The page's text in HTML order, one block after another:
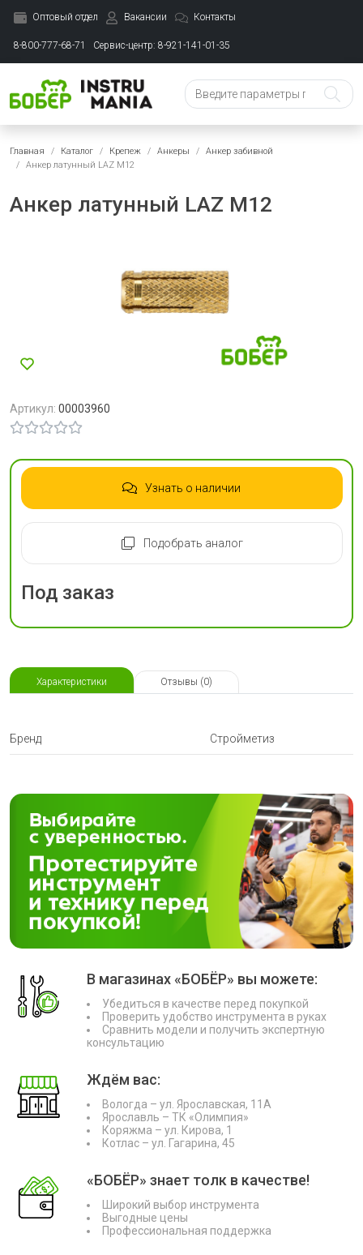
Оптовый отдел Вакансии Контакты
8-800-777-68-71 Сервис-центр: 8-921-141-01-35
Главная Каталог Крепеж Анкеры
Анкер забивной
Анкер латунный LAZ М12
Анкер латунный LAZ М12
Артикул: 00003960
Узнать о наличии
Подобрать аналог
Под заказ
Характеристики Отзывы (0)
Бренд Стройметиз
В магазинах «БОБЁР» вы можете:
Убедиться в качестве перед покупкой
Проверить удобство инструмента в руках
Сравнить модели и получить экспертную
консультацию
Ждём вас:
Вологда – ул. Ярославская, 11А
Ярославль – ТК «Олимпия»
Коряжма – ул. Кирова, 1
Котлас – ул. Гагарина, 45
«БОБЁР» знает толк в качестве!
Широкий выбор инструмента
Выгодные цены
Профессиональная поддержка